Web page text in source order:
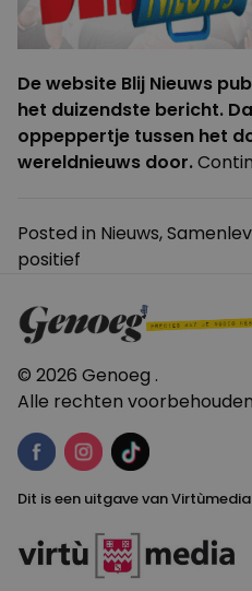
De website Blij Nieuws
het duizendste bericht.
oppeppertje tussen het
wereldnieuws door.
Posted in Nieuws,
positief
© 2026 Genoeg .
Alle rechten
Dit is een uitgave van Virtùmedia